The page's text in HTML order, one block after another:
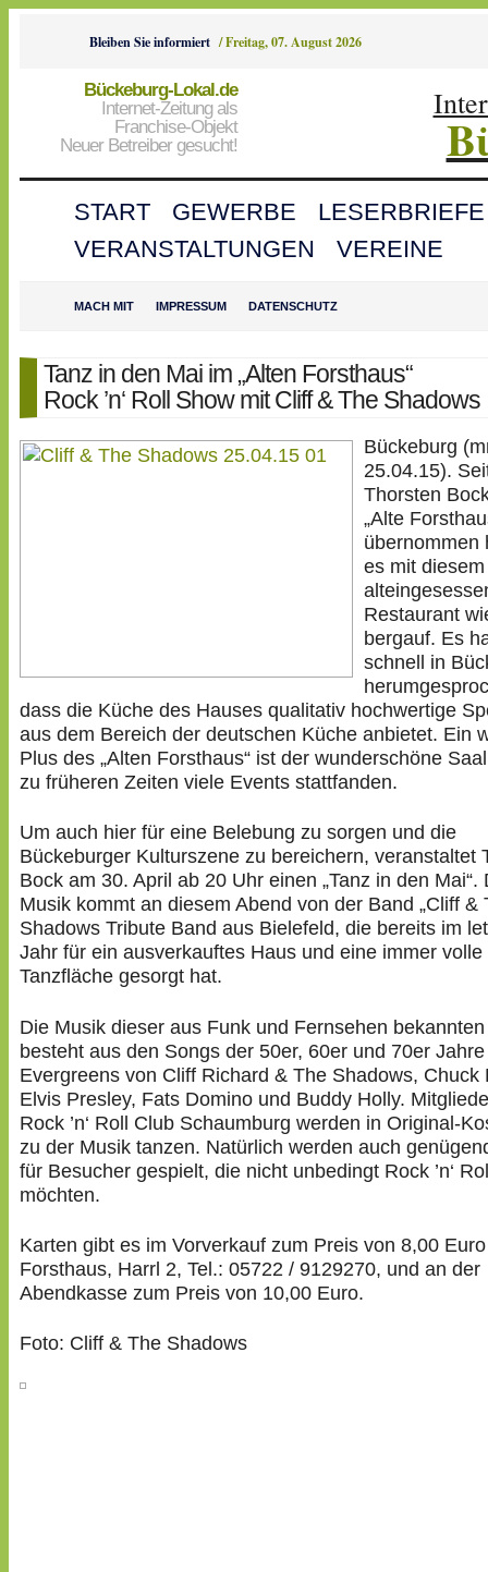
Bleiben Sie informiert /Freitag, 07. August 2026
Bückeburg-Lokal.de
Internet-Zeitung als
Franchise-Objekt
Neuer Betreiber gesucht!
START GEWERBE
LESERBRIEFE
VERANSTALTUNGEN
VEREINE
MACH MIT IMPRESSUM DATENSCHUTZ
Tanz in den Mai im „Alten Forsthaus“
Rock ’n‘ Roll Show mit Cliff & The Shadows
Bückeburg
25.04.15).
Thorsten
„Alte
übernommen
es mit diesem
Restaurant
bergauf. Es
schnell in
dass die Küche des Hauses qualitativ hochwertige
aus dem Bereich der deutschen Küche anbietet. Ein
Plus des „Alten Forsthaus“ ist der wunderschöne
zu früheren Zeiten viele Events stattfanden.
Um auch hier für eine Belebung zu sorgen und die
Bückeburger Kulturszene zu bereichern, veranstaltet
Bock am 30. April ab 20 Uhr einen „Tanz in den Mai“.
Musik kommt an diesem Abend von der Band „Cliff &
Shadows Tribute Band aus Bielefeld, die bereits im
Jahr für ein ausverkauftes Haus und eine immer volle
Tanzfläche gesorgt hat.
Die Musik dieser aus Funk und Fernsehen
besteht aus den Songs der 50er, 60er und 70er
Evergreens von Cliff Richard & The Shadows, Chuck
Elvis Presley, Fats Domino und Buddy Holly.
Rock ’n‘ Roll Club Schaumburg werden in Original-
zu der Musik tanzen. Natürlich werden auch
für Besucher gespielt, die nicht unbedingt Rock ’n‘
möchten.
Karten gibt es im Vorverkauf zum Preis von 8,00
Forsthaus, Harrl 2, Tel.: 05722 / 9129270, und an der
Abendkasse zum Preis von 10,00 Euro.
Foto: Cliff & The Shadows